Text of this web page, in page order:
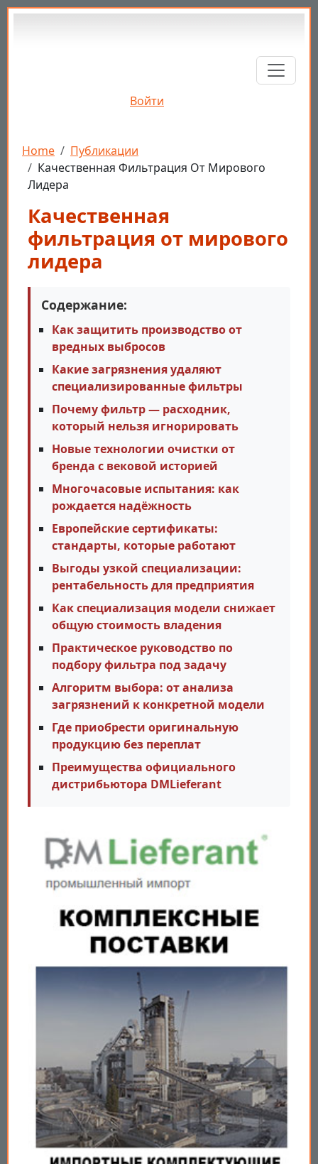
Перейти к основному содержанию
Войти
Строка навигации
Home
Публикации
Качественная Фильтрация От Мирового
Лидера
Качественная
фильтрация от мирового
лидера
Содержание:
Как защитить производство от
вредных выбросов
Какие загрязнения удаляют
специализированные фильтры
Почему фильтр — расходник,
который нельзя игнорировать
Новые технологии очистки от
бренда с вековой историей
Многочасовые испытания: как
рождается надёжность
Европейские сертификаты:
стандарты, которые работают
Выгоды узкой специализации:
рентабельность для предприятия
Как специализация модели снижает
общую стоимость владения
Практическое руководство по
подбору фильтра под задачу
Алгоритм выбора: от анализа
загрязнений к конкретной модели
Где приобрести оригинальную
продукцию без переплат
Преимущества официального
дистрибьютора DMLieferant